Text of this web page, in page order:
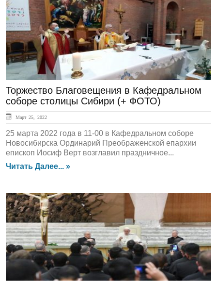
ГЛАВНАЯ
Торжество Благовещения в Кафедральном
соборе столицы Сибири (+ ФОТО)
Март 25, 2022
25 марта 2022 года в 11-00 в Кафедральном соборе
Новосибирска Ординарий Преображенской епархии
епископ Иосиф Верт возглавил праздничное...
Читать Далее... »
ЛЕНТА НОВОСТЕЙ